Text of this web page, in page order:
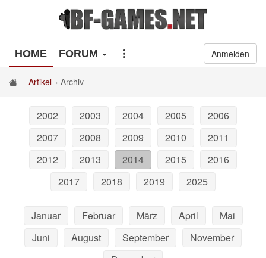
HOME FORUM Anmelden
Artikel Archiv
2002 2003 2004 2005
2006
2007
2008 2009 2010
2011
2012
2013 2014 2015
2016
2017
2018 2019 2025
Januar Februar März April
Mai
Juni
August September
November